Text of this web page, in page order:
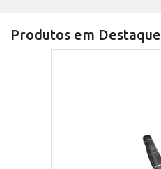
Produtos em Destaque